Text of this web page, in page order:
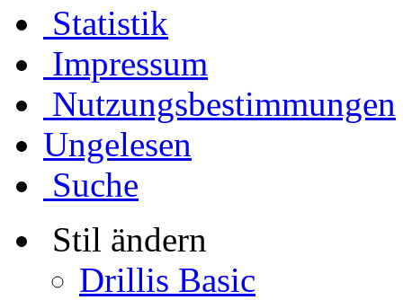
Statistik
Impressum
Nutzungsbestimmungen
Ungelesen
Suche
Stil ändern
Drillis Basic